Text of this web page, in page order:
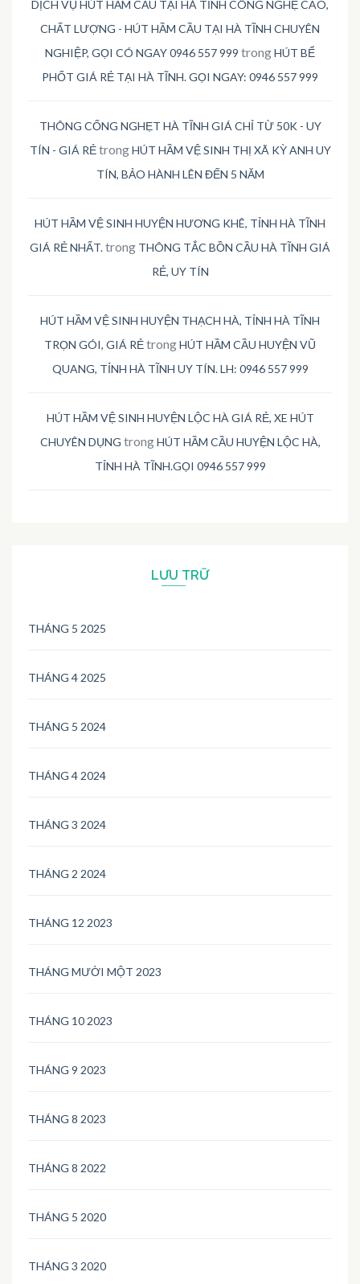
DỊCH VỤ HÚT HẦM CẦU TẠI HÀ TĨNH CÔNG NGHỆ CAO,
CHẤT LƯỢNG - HÚT HẦM CẦU TẠI HÀ TĨNH CHUYÊN
NGHIỆP, GỌI CÓ NGAY 0946 557 999 trongHÚT BỂ
PHỐT GIÁ RẺ TẠI HÀ TĨNH. GỌI NGAY: 0946 557 999
THÔNG CỐNG NGHẸT HÀ TĨNH GIÁ CHỈ TỪ 50K - UY
TÍN - GIÁ RẺtrongHÚT HẦM VỆ SINH THỊ XÃ KỲ ANH UY
TÍN, BẢO HÀNH LÊN ĐẾN 5 NĂM
HÚT HẦM VỆ SINH HUYỆN HƯƠNG KHÊ, TỈNH HÀ TĨNH
GIÁ RẺ NHẤT.trong THÔNG TẮC BỒN CẦU HÀ TĨNH GIÁ
RẺ, UY TÍN
HÚT HẦM VỆ SINH HUYỆN THẠCH HÀ, TỈNH HÀ TĨNH
TRỌN GÓI, GIÁ RẺtrongHÚT HẦM CẦU HUYỆN VŨ
QUANG, TỈNH HÀ TĨNH UY TÍN. LH: 0946 557 999
HÚT HẦM VỆ SINH HUYỆN LỘC HÀ GIÁ RẺ, XE HÚT
CHUYÊN DỤNG trongHÚT HẦM CẦU HUYỆN LỘC HÀ,
TỈNH HÀ TĨNH.GỌI 0946 557 999
LƯU TRỮ
THÁNG 5 2025
THÁNG 4 2025
THÁNG 5 2024
THÁNG 4 2024
THÁNG 3 2024
THÁNG 2 2024
THÁNG 12 2023
THÁNG MƯỜI MỘT 2023
THÁNG 10 2023
THÁNG 9 2023
THÁNG 8 2023
THÁNG 8 2022
THÁNG 5 2020
THÁNG 3 2020